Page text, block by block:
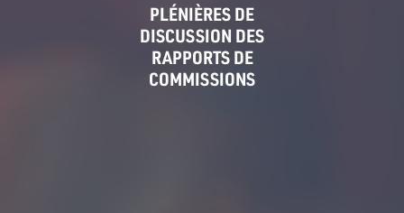
PLÉNIÈRES DE
DISCUSSION DES
RAPPORTS DE
COMMISSIONS